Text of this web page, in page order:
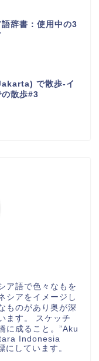
辞書：使用中の3
で散歩-イ
の散歩#3
ア語で色々なもを
シアをイメージし
ものがあり奥が深
ます。 スケッチ
に成ること。”Aku
Indonesia
しています。